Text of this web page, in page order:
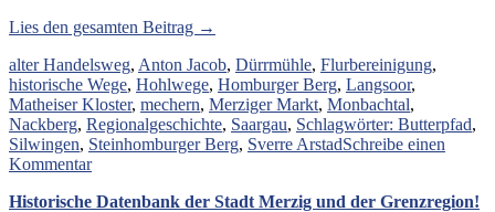
Lies den gesamten Beitrag →
Butterpfad“
alter Handelsweg, Anton Jacob, Dürrmühle, Flurbereinigung,
historische Wege, Hohlwege, Homburger Berg, Langsoor,
Matheiser Kloster, mechern, Merziger Markt, Monbachtal,
Nackberg, Regionalgeschichte, Saargau, Schlagwörter: Butterpfad,
Silwingen, Steinhomburger Berg, Sverre ArstadSchreibe einen
Kommentarzu
Silwinger
Historische Datenbank der Stadt Merzig und der Grenzregion!